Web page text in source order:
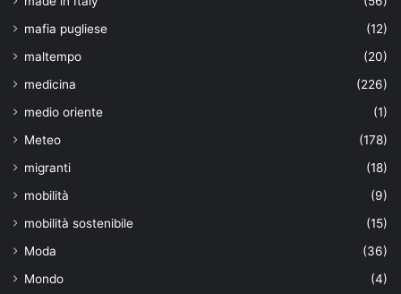
mafia pugliese
(12)
maltempo
(20)
medicina
(226)
medio oriente
(1)
Meteo
(178)
migranti
(18)
mobilità
(9)
mobilità sostenibile
(15)
Moda
(36)
Mondo
(4)